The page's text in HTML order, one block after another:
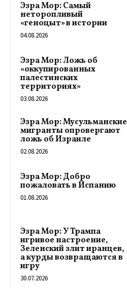
Эзра Мор: Самый
неторопливый
«геноцыт» в истории
04.08.2026
Эзра Мор: Ложь об
«оккупированных
палестинских
территориях»
03.08.2026
Эзра Мор: Мусульманские
мигранты опровергают
ложь об Израиле
02.08.2026
Эзра Мор: Добро
пожаловать в Испанию
01.08.2026
Эзра Мор: У Трампа
игривое настроение,
Зеленский злит иранцев,
а курды возвращаются в
игру
30.07.2026